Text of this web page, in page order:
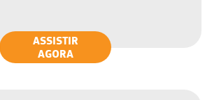
ASSISTIR
AGORA